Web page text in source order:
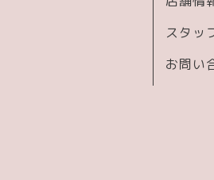
スタッ
お問い